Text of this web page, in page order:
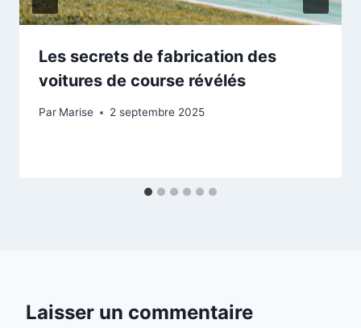
Les secrets de fabrication des
voitures de course révélés
Par Marise 2 septembre 2025
Laisser un commentaire